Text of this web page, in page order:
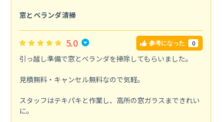
窓とベランダ清掃
5.0 参考になった 0
引っ越し準備で窓とベランダを掃除してもらいました。
見積無料・キャンセル無料なので気軽。
スタッフはテキパキと作業し、高所の窓ガラスまできれい
に。